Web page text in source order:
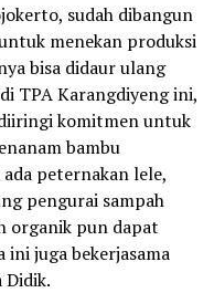
sudah dibangun
untuk menekan produksi
bisa didaur ulang
TPA Karangdiyeng ini,
komitmen untuk
bambu
peternakan lele,
pengurai sampah
organik pun dapat
ini juga bekerjasama
Didik.